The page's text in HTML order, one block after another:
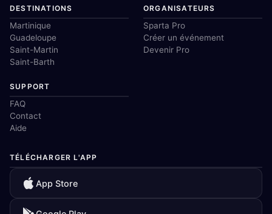
DESTINATIONS
Martinique
Guadeloupe
Saint-Martin
Saint-Barth
ORGANISATEURS
Sparta Pro
Créer un événement
Devenir Pro
SUPPORT
FAQ
Contact
Aide
TÉLÉCHARGER L'APP
App Store